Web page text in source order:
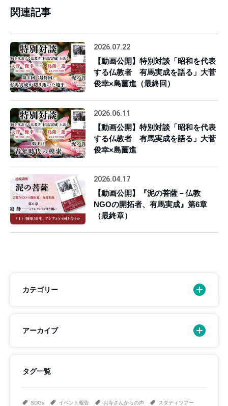
関連記事
2026.07.22
【動画公開】特別対談「昭和を代表
する仏教者 有馬実成を語る」大菅
俊幸×島薗進（最終回）
2026.06.11
【動画公開】特別対談「昭和を代表
する仏教者 有馬実成を語る」大菅
俊幸×島薗進
2026.04.17
【動画公開】『泥の菩薩－仏教
NGOの開拓者、有馬実成』第6章
（最終章）
カテゴリー
アーカイブ
タグ一覧
SDGs イベント報告 お寺さんからの声 スタディツアー